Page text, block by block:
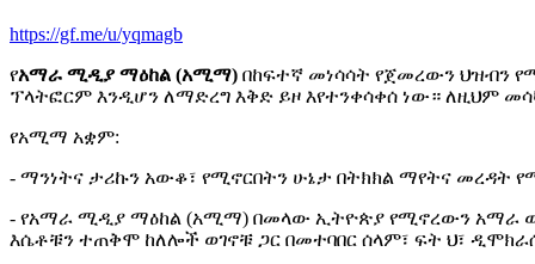
https://gf.me/u/yqmagb
የአማራ ሚዲያ ማዕከል (አሚማ) በከፍተኛ መነሳሳት የጀመረውን ህዝብን
ፕላትፎርም እንዲሆን ለማድረግ እቅድ ይዞ እየተንቀሳቀሰ ነው። ለዚህም
የአሚማ አቋም:
- ማንነትና ታሪኩን አውቆ፣ የሚኖርበትን ሁኔታ በትክክል ማየትና መረዳት
- የአማራ ሚዲያ ማዕከል (አሚማ) በመላው ኢትዮጵያ የሚኖረውን አማራ
እሴቶቹን ተጠቅሞ ከለሎች ወገኖቹ ጋር በመተባበር ሰላም፣ ፍት ህ፣